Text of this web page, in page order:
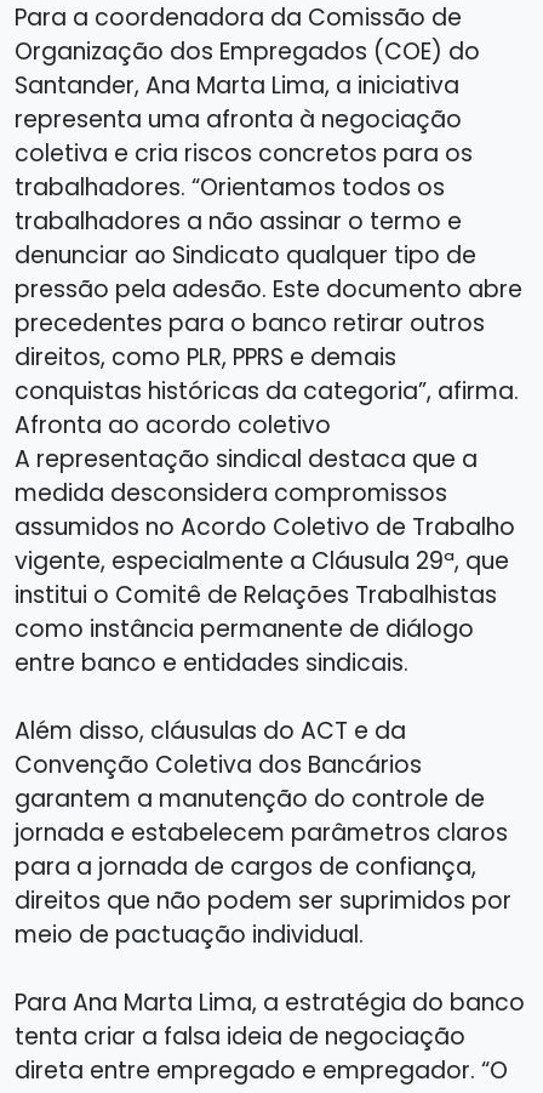
Para a coordenadora da Comissão de
Organização dos Empregados (COE) do
Santander, Ana Marta Lima, a iniciativa
representa uma afronta à negociação
coletiva e cria riscos concretos para os
trabalhadores. “Orientamos todos os
trabalhadores a não assinar o termo e
denunciar ao Sindicato qualquer tipo de
pressão pela adesão. Este documento abre
precedentes para o banco retirar outros
direitos, como PLR, PPRS e demais
conquistas históricas da categoria”, afirma.
Afronta ao acordo coletivo
A representação sindical destaca que a
medida desconsidera compromissos
assumidos no Acordo Coletivo de Trabalho
vigente, especialmente a Cláusula 29ª, que
institui o Comitê de Relações Trabalhistas
como instância permanente de diálogo
entre banco e entidades sindicais.
Além disso, cláusulas do ACT e da
Convenção Coletiva dos Bancários
garantem a manutenção do controle de
jornada e estabelecem parâmetros claros
para a jornada de cargos de confiança,
direitos que não podem ser suprimidos por
meio de pactuação individual.
Para Ana Marta Lima, a estratégia do banco
tenta criar a falsa ideia de negociação
direta entre empregado e empregador. “O